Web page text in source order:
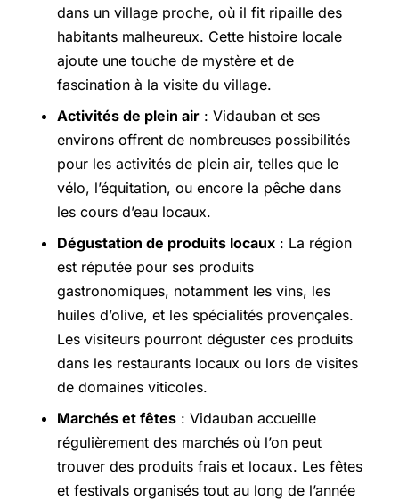
dans un village proche, où il fit ripaille des
habitants malheureux. Cette histoire locale
ajoute une touche de mystère et de
fascination à la visite du village.
Activités de plein air : Vidauban et ses
environs offrent de nombreuses possibilités
pour les activités de plein air, telles que le
vélo, l’équitation, ou encore la pêche dans
les cours d’eau locaux.
Dégustation de produits locaux : La région
est réputée pour ses produits
gastronomiques, notamment les vins, les
huiles d’olive, et les spécialités provençales.
Les visiteurs pourront déguster ces produits
dans les restaurants locaux ou lors de visites
de domaines viticoles.
Marchés et fêtes : Vidauban accueille
régulièrement des marchés où l’on peut
trouver des produits frais et locaux. Les fêtes
et festivals organisés tout au long de l’année